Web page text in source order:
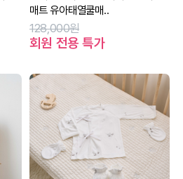
매트 유아태열쿨매..
128,000원
회원 전용 특가